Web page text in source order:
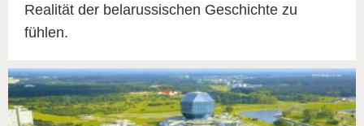
Realität der belarussischen Geschichte zu
fühlen.